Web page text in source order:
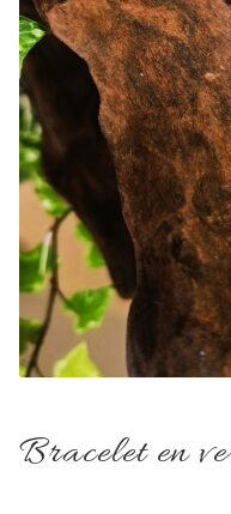
Bracelet en